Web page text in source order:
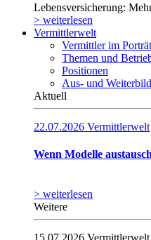
Lebensversicherung:
> weiterlesen
Vermittlerwelt
Vermittler im Porträt
Themen und
Positionen
Aus- und
Aktuell
22.07.2026 Vermittlerwelt
Wenn Modelle
> weiterlesen
Weitere